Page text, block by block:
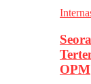
OPM